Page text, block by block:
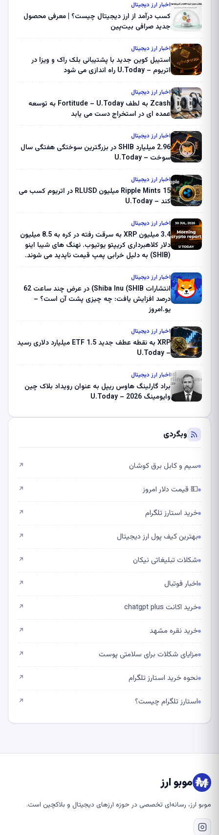
اخبار ارز دیجیتال
کسب درآمد از ارز دیجیتال چیست؟ | معرفی محصول
جدید صرافی بیت‌پین
اخبار ارز دیجیتال
استیبل کوین جدید با پشتیبانی بلک راک و ویزا در
اتریوم – U.Today راه اندازی می شود
اخبار ارز دیجیتال
Zcash به لطف Fortitude – U.Today به توسعه
عمده ای در استخراج دست می یابد
اخبار ارز دیجیتال
2.96 میلیارد SHIB در بزرگترین سوختگی هفتگی سال
سوخت – U.Today
اخبار ارز دیجیتال
Ripple Mints 15 میلیون RLUSD در اتریوم کسب می
کند – U.Today
اخبار ارز دیجیتال
3.4 میلیون XRP به سرقت رفته در کره به 8.5 میلیون
دلار کلاهبرداری کریپتو یوتیوب. نهنگ های شیبا اینو
(SHIB) به دلیل خرابی پمپ قیمت ناپدید می شوند.
ثبت کرد – گزارش کریپتو صبح – U.Today
اخبار ارز دیجیتال
انتشارات Shiba Inu (SHIB) در عرض چند ساعت 62
درصد افزایش یافت: چه چیزی پشت آن است؟ –
یو.امروز
اخبار ارز دیجیتال
XRP به نقطه عطف جدید ETF 1.5 میلیارد دلاری رسید
– U.Today
اخبار ارز دیجیتال
براد گارلینگ هاوس ریپل به عنوان رویداد بلاک چین
وایومینگ 2026 – U.Today
وبگردی
سیم و کابل برق کوشان ↗
💵 قیمت دلار امروز ↗
خرید استارز تلگرام ↗
بهترین کیف پول ارز دیجیتال ↗
شکلات تبلیغاتی نیکان ↗
اخبار فوتبال ↗
خرید اکانت chatgpt plus ↗
خرید نقره مشهد ↗
مزایای شکلات برای سلامتی پوست ↗
نحوه خرید استارز تلگرام ↗
استارز تلگرام چیست؟ ↗
موبو ارز
موبو ارز، رسانه‌ای تخصصی در حوزه ارزهای دیجیتال و بلاکچین است.